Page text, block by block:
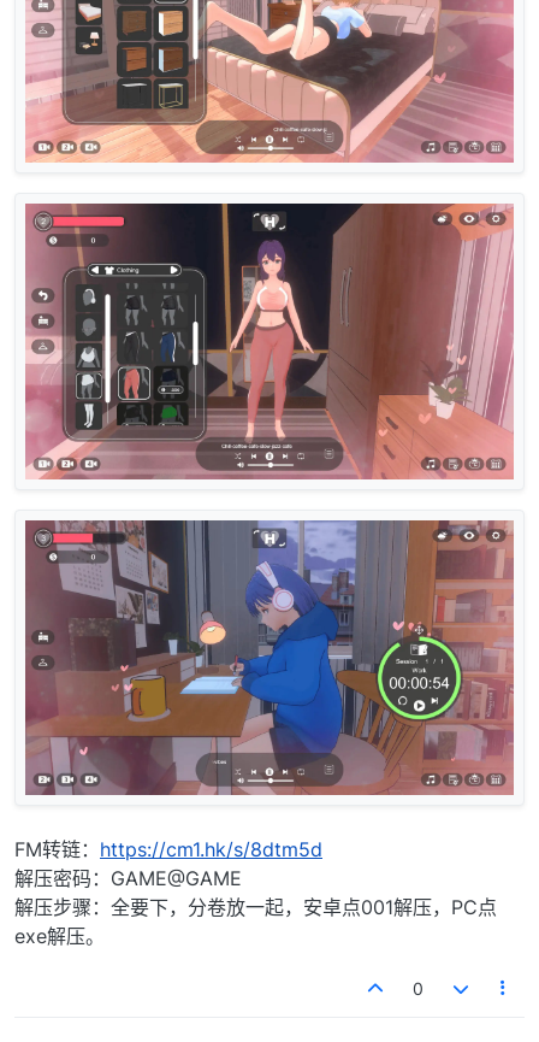
FM转链： https://cm1.hk/s/8dtm5d
解压密码：GAME@GAME
解压步骤：全要下，分卷放一起，安卓点001解压，PC点
exe解压。
0